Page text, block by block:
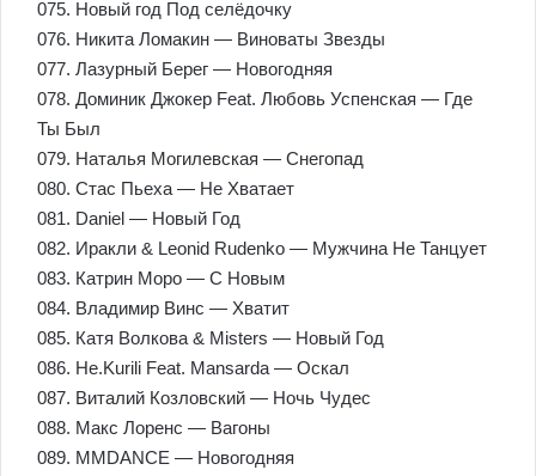
075. Новый год Под селёдочку
076. Никита Ломакин — Виноваты Звезды
077. Лазурный Берег — Новогодняя
078. Доминик Джокер Feat. Любовь Успенская — Где
Ты Был
079. Наталья Могилевская — Снегопад
080. Стас Пьеха — Не Хватает
081. Daniel — Новый Год
082. Иракли & Leonid Rudenko — Мужчина Не Танцует
083. Катрин Моро — С Новым
084. Владимир Винс — Хватит
085. Катя Волкова & Misters — Новый Год
086. Не.Kurili Feat. Mansarda — Оскал
087. Виталий Козловский — Ночь Чудес
088. Макс Лоренс — Вагоны
089. MMDANCE — Новогодняя